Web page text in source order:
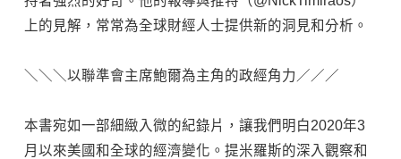
上的見解，常常為全球財經人士提供新的洞見和分析。
＼＼＼以聯準會主席鮑爾為主角的政經角力／／／
本書宛如一部細緻入微的紀錄片，讓我們明白2020年3
月以來美國和全球的經濟變化。提米羅斯的深入觀察和